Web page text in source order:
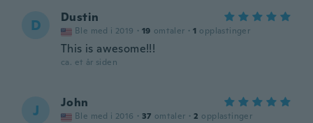
D Dustin
Ble med i 2019 · 19 omtaler · 1 opplastinger
This is awesome!!!
ca. et år siden
J John
Ble med i 2016 · 37 omtaler · 2 opplastinger